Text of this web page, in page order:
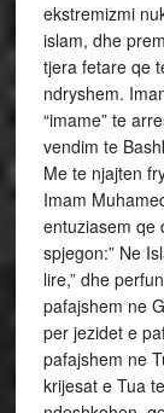
ekstremizmi
islam, dhe
tjera fetare qe
ndryshem.
“imame” te
vendim te
Me te njajten
Imam
entuziasem qe
spjegon:” Ne
lire,” dhe
pafajshem ne
per jezidet e
pafajshem ne
krijesat e Tua